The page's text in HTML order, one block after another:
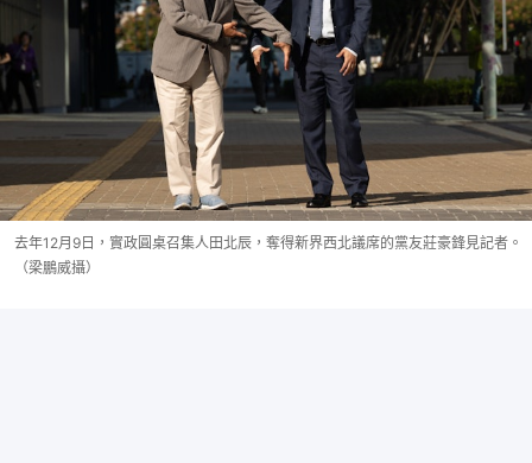
去年12月9日，實政圓桌召集人田北辰，奪得新界西北議席的黨友莊豪鋒見記者。
（梁鵬威攝）